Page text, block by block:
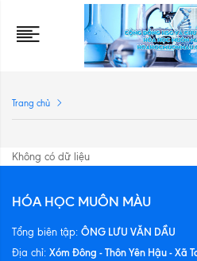
Trang chủ
Không có dữ liệu
HÓA HỌC MUÔN MÀU
Tổng biên tập: ÔNG LƯU VĂN DẦU
Địa chỉ: Xóm Đông - Thôn Yên Hậu - Xã